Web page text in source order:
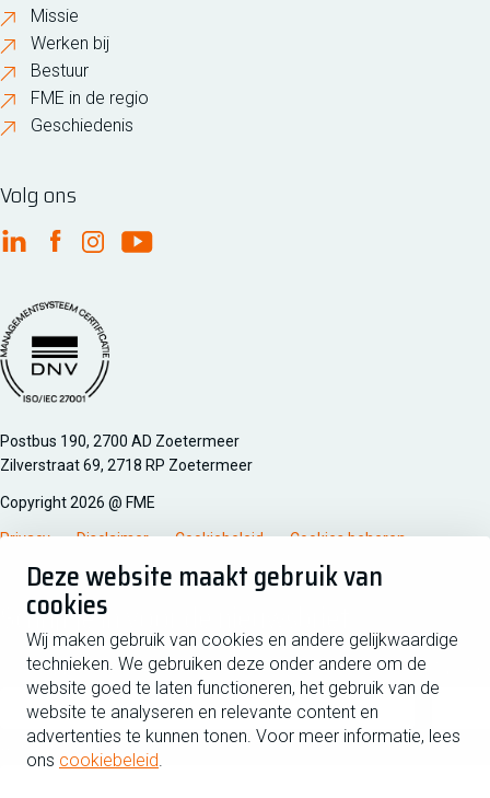
Deze website maakt gebruik van
cookies
Wij maken gebruik van cookies en andere gelijkwaardige
technieken. We gebruiken deze onder andere om de
website goed te laten functioneren, het gebruik van de
website te analyseren en relevante content en
advertenties te kunnen tonen. Voor meer informatie, lees
ons cookiebeleid.
Missie
Werken bij
Bestuur
FME in de regio
Geschiedenis
Volg ons
FME Linkedin
FME Facebook
FME Instagram
FME Youtube
Managementsyteem certificatie DNV iso/iec 27001
Postbus 190, 2700 AD Zoetermeer
Zilverstraat 69, 2718 RP Zoetermeer
Copyright 2026 @ FME
Privacy Disclaimer Cookiebeleid Cookies beheren
Schrijf je in voor de nieuwsbrief
Voornaam
Achternaam